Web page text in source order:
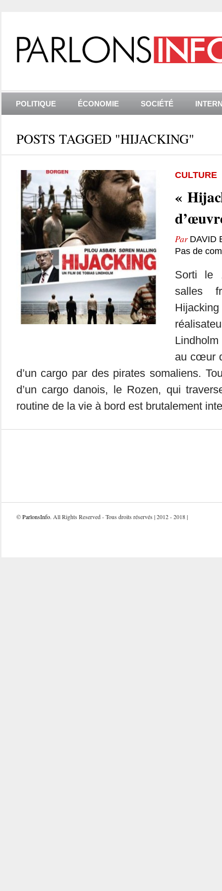
POLITIQUE ÉCONOMIE SOCIÉTÉ
POSTS TAGGED "HIJACKING"
CULTURE
«
Par DAVID
Pas de
Sorti le
salles
Lindholm
au cœur
d’un cargo par des pirates somaliens.
d’un cargo danois, le Rozen, qui
routine de la vie à bord est brutalement
©ParlonsInfo. All Rights Reserved - Tous droits réservés | 2012 - 2018 |